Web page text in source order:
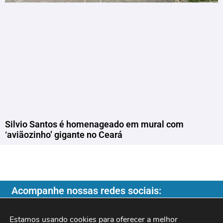
Silvio Santos é homenageado em mural com
‘aviãozinho’ gigante no Ceará
Acompanhe nossas redes sociais:
Estamos usando cookies para oferecer a melhor